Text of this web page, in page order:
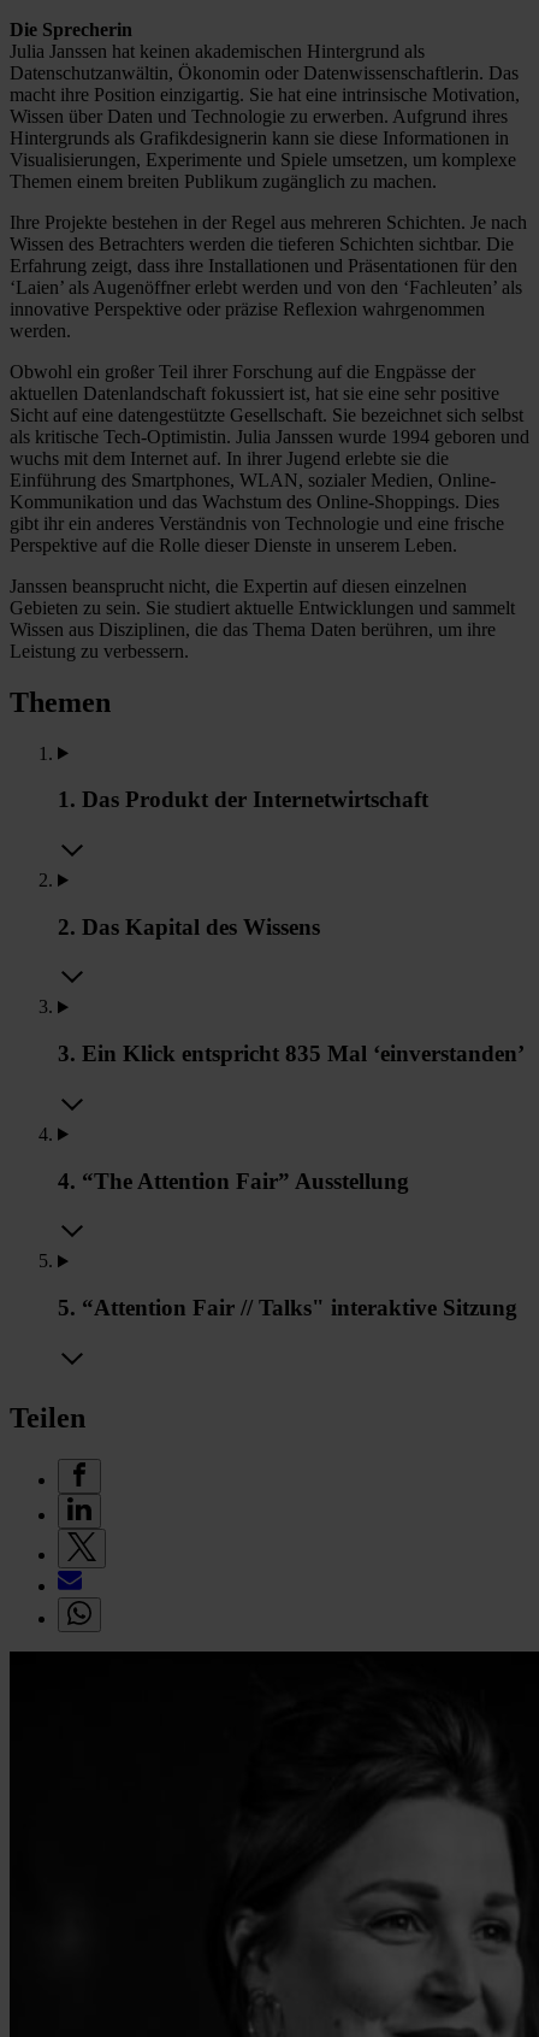
Die Sprecherin
Julia Janssen hat keinen akademischen Hintergrund als
Datenschutzanwältin, Ökonomin oder Datenwissenschaftlerin. Das
macht ihre Position einzigartig. Sie hat eine intrinsische Motivation,
Wissen über Daten und Technologie zu erwerben. Aufgrund ihres
Hintergrunds als Grafikdesignerin kann sie diese Informationen in
Visualisierungen, Experimente und Spiele umsetzen, um komplexe
Themen einem breiten Publikum zugänglich zu machen.
Ihre Projekte bestehen in der Regel aus mehreren Schichten. Je nach
Wissen des Betrachters werden die tieferen Schichten sichtbar. Die
Erfahrung zeigt, dass ihre Installationen und Präsentationen für den
‘Laien’ als Augenöffner erlebt werden und von den ‘Fachleuten’ als
innovative Perspektive oder präzise Reflexion wahrgenommen
werden.
Obwohl ein großer Teil ihrer Forschung auf die Engpässe der
aktuellen Datenlandschaft fokussiert ist, hat sie eine sehr positive
Sicht auf eine datengestützte Gesellschaft. Sie bezeichnet sich selbst
als kritische Tech-Optimistin. Julia Janssen wurde 1994 geboren und
wuchs mit dem Internet auf. In ihrer Jugend erlebte sie die
Einführung des Smartphones, WLAN, sozialer Medien, Online-
Kommunikation und das Wachstum des Online-Shoppings. Dies
gibt ihr ein anderes Verständnis von Technologie und eine frische
Perspektive auf die Rolle dieser Dienste in unserem Leben.
Janssen beansprucht nicht, die Expertin auf diesen einzelnen
Gebieten zu sein. Sie studiert aktuelle Entwicklungen und sammelt
Wissen aus Disziplinen, die das Thema Daten berühren, um ihre
Leistung zu verbessern.
Themen
1. Das Produkt der Internetwirtschaft
2. Das Kapital des Wissens
3. Ein Klick entspricht 835 Mal ‘einverstanden’
4. “The Attention Fair” Ausstellung
5. “Attention Fair // Talks" interaktive Sitzung
Teilen